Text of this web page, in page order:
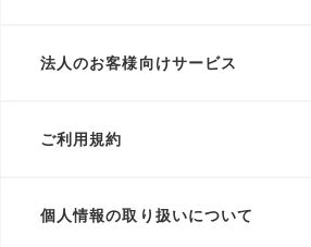
法人のお客様向けサービス
ご利用規約
個人情報の取り扱いについて